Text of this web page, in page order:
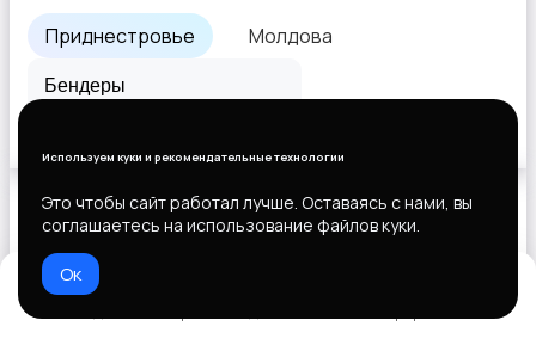
Используем куки и рекомендательные технологии
Это чтобы сайт работал лучше. Оставаясь с нами, вы
соглашаетесь на использование файлов куки.
Ок
Приднестровье Молдова
Выберите способ оплаты